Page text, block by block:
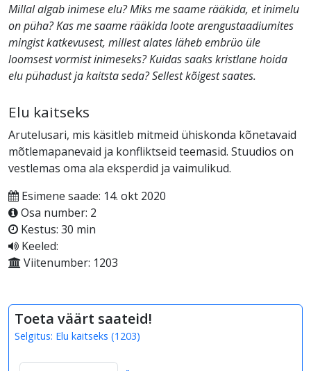
Millal algab inimese elu? Miks me saame rääkida, et inimelu
on püha? Kas me saame rääkida loote arengustaadiumites
mingist katkevusest, millest alates läheb embrüo üle
loomsest vormist inimeseks? Kuidas saaks kristlane hoida
elu pühadust ja kaitsta seda? Sellest kõigest saates.
Elu kaitseks
Arutelusari, mis käsitleb mitmeid ühiskonda kõnetavaid
mõtlemapanevaid ja konfliktseid teemasid. Stuudios on
vestlemas oma ala eksperdid ja vaimulikud.
Esimene saade: 14. okt 2020
Osa number: 2
Kestus: 30 min
Keeled:
Viitenumber: 1203
Toeta väärt saateid!
Selgitus: Elu kaitseks (1203)